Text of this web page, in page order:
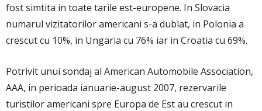
fost simtita in toate tarile est-europene. In Slovacia
numarul vizitatorilor americani s-a dublat, in Polonia a
crescut cu 10%, in Ungaria cu 76% iar in Croatia cu 69%.
Potrivit unui sondaj al American Automobile Association,
AAA, in perioada ianuarie-august 2007, rezervarile
turistilor americani spre Europa de Est au crescut in